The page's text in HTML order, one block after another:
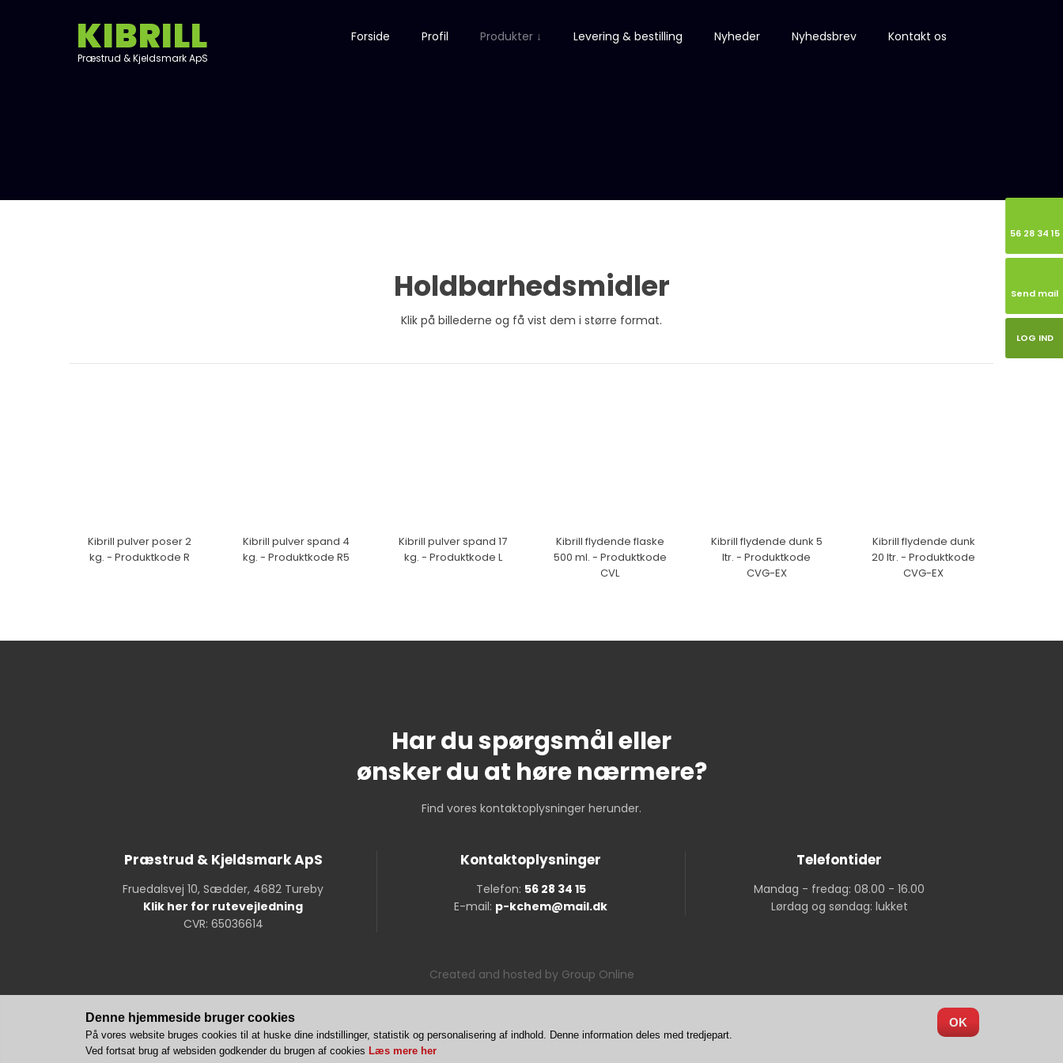
56 28 34 15
Send mail
LOG IND
KIBRILL
Præstrud & Kjeldsmark ApS​
Forside Profil Produkter ↓ Levering & bestilling Nyheder Nyhedsbrev Kontakt os
Holdbarhedsmidler
Klik på billederne og få vist dem i større format.​
Kibrill pulver poser 2
kg. - Produktkode R
Kibrill pulver spand 4
kg. - Produktkode R5
Kibrill pulver spand 17
kg. - Produktkode L
Kibrill flydende flaske
500 ml. - Produktkode
CVL
Kibrill flydende dunk 5
ltr. - Produktkode
CVG-EX
Kibrill flydende dunk
20 ltr. - Produktkode
CVG-EX
Har du spørgsmål eller
​ønsker du at høre nærmere?
Find vores kontaktoplysninger herunder.
Præstrud & Kjeldsmark ApS
Fruedalsvej 10, Sædder, 4682 Tureby
Klik her for rutevejledning
CVR: 65036614
Kontaktoplysninger
Telefon: 56 28 34 15
E-mail: p-kchem@mail.dk
Telefontider
Mandag - fredag: 08.00 - 16.00
Lørdag og søndag: lukket
Created and hosted by Group Online
Denne hjemmeside bruger cookies
På vores website bruges cookies til at huske dine indstillinger, statistik og personalisering af indhold. Denne information deles med tredjepart.
Ved fortsat brug af websiden godkender du brugen af cookies Læs mere her
OK